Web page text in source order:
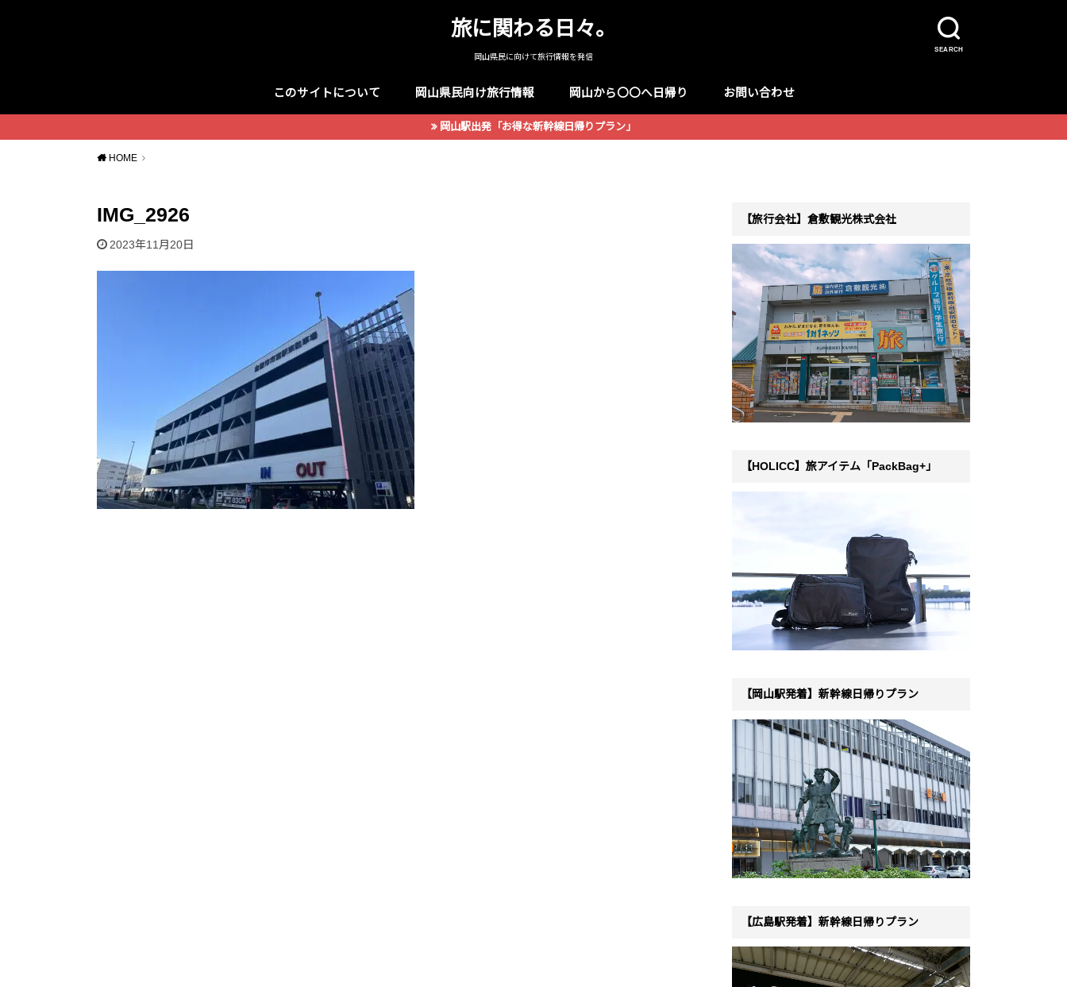
SEARCH
旅に関わる日々。
岡山県民に向けて旅行情報を発信
このサイトについて 岡山県民向け旅行情報 岡山から〇〇へ日帰り お問い合わせ
岡山駅出発「お得な新幹線日帰りプラン」
HOME
IMG_2926
2023年11月20日
【旅行会社】倉敷観光株式会社
【HOLICC】旅アイテム「PackBag+」
【岡山駅発着】新幹線日帰りプラン
【広島駅発着】新幹線日帰りプラン